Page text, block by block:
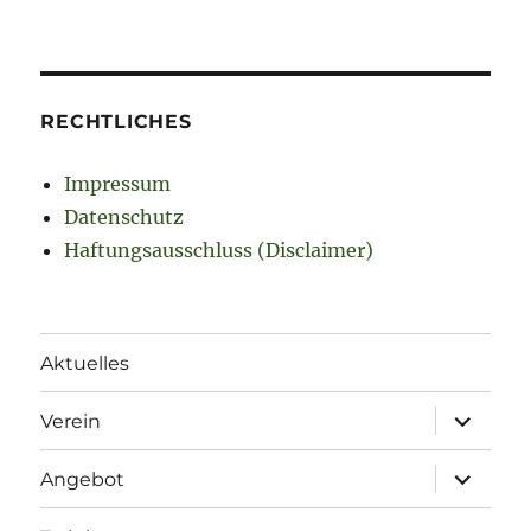
RECHTLICHES
Impressum
Datenschutz
Haftungsausschluss (Disclaimer)
Aktuelles
Verein
öffnen
Angebot
öffnen